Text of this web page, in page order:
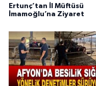
Ertunç’tan İl Müftüsü
İmamoğlu’na Ziyaret